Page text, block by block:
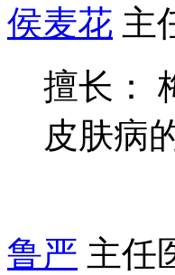
侯麦花 主
擅长：
皮肤病
鲁严 主任